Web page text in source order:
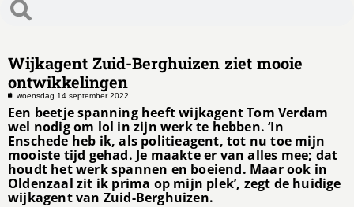
Wijkagent Zuid-Berghuizen ziet mooie
ontwikkelingen
woensdag 14 september 2022
Een beetje spanning heeft wijkagent Tom Verdam
wel nodig om lol in zijn werk te hebben. ‘In
Enschede heb ik, als politieagent, tot nu toe mijn
mooiste tijd gehad. Je maakte er van alles mee; dat
houdt het werk spannen en boeiend. Maar ook in
Oldenzaal zit ik prima op mijn plek’, zegt de huidige
wijkagent van Zuid-Berghuizen.